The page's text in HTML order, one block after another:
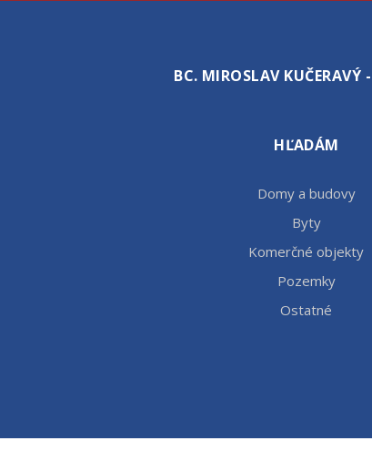
BC. MIROSLAV KUČERAVÝ
HĽADÁM
Domy a budovy
Byty
Komerčné objekty
Pozemky
Ostatné